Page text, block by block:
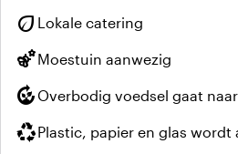
eco Lokale catering
emoji_natureMoestuin aanwezig
compost Overbodig voedsel gaat
recyclingPlastic, papier en glas wordt